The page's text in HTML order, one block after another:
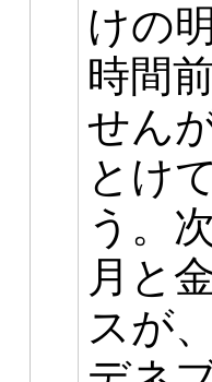
けの
時間
せん
とけ
う。
月と
スが